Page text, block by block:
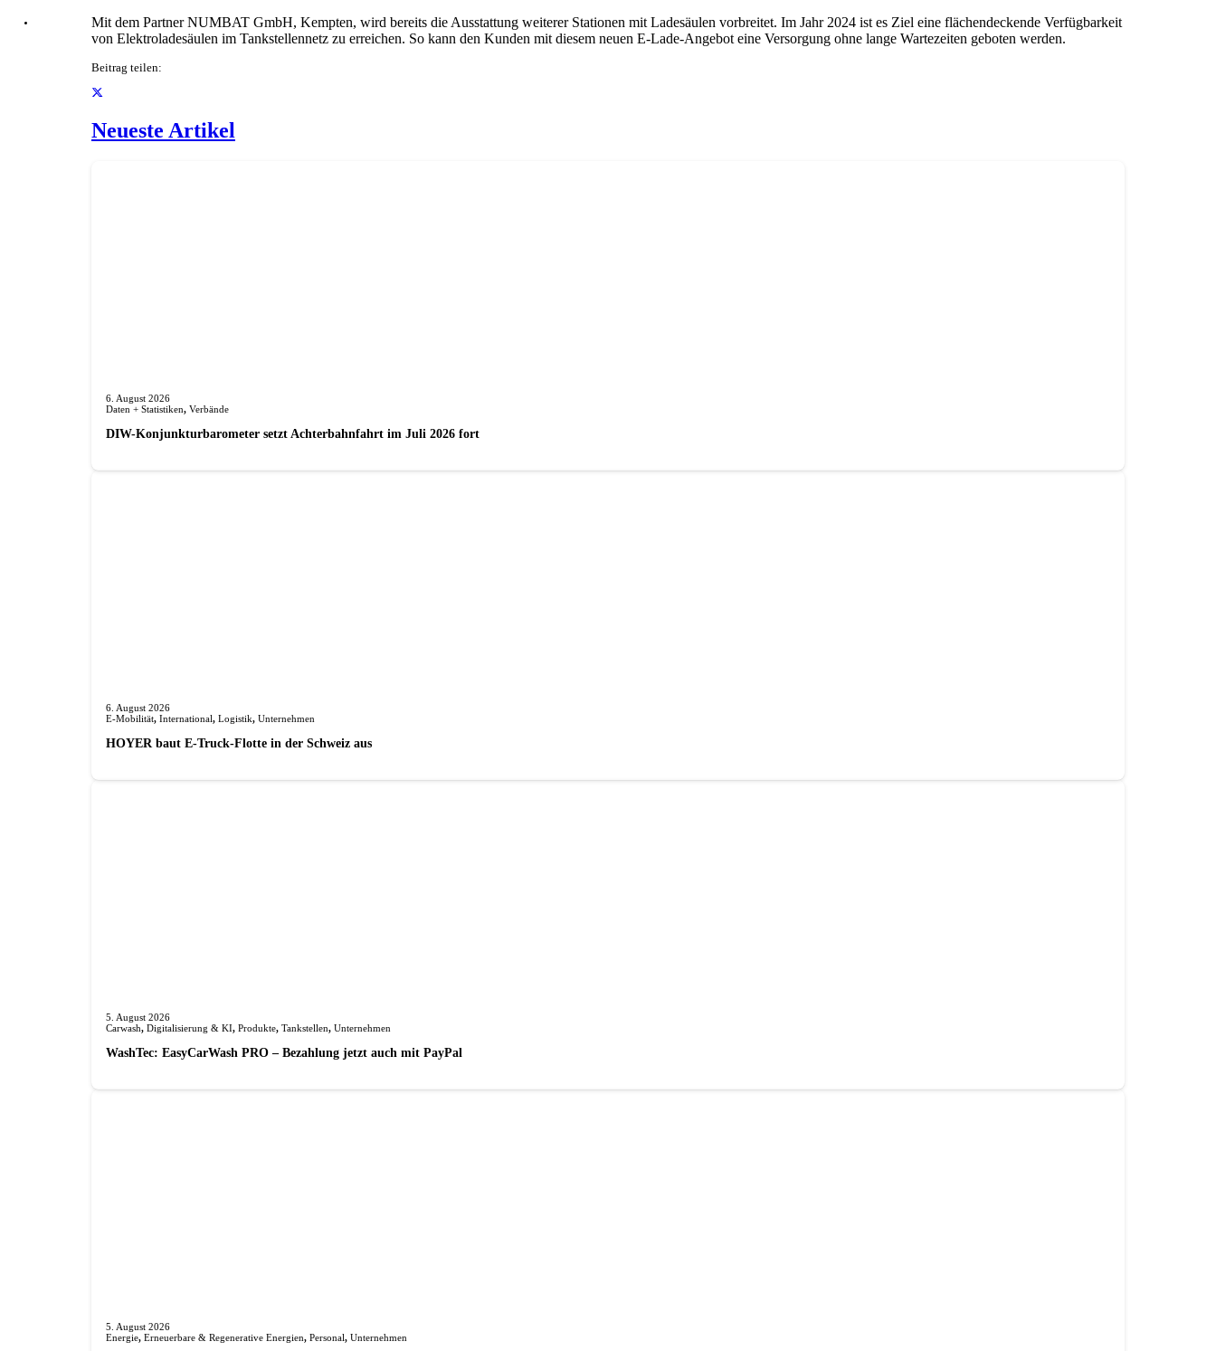
Mit dem Partner NUMBAT GmbH, Kempten, wird bereits die Ausstattung weiterer Stationen mit Ladesäulen vorbreitet. Im Jahr 2024 ist es Ziel eine flächendeckende Verfügbarkeit
von Elektroladesäulen im Tankstellennetz zu erreichen. So kann den Kunden mit diesem neuen E-Lade-Angebot eine Versorgung ohne lange Wartezeiten geboten werden.
Beitrag teilen:
Neueste Artikel
6. August 2026
Daten + Statistiken, Verbände
DIW-Konjunkturbarometer setzt Achterbahnfahrt im Juli 2026 fort
6. August 2026
E-Mobilität, International, Logistik, Unternehmen
HOYER baut E-Truck-Flotte in der Schweiz aus
5. August 2026
Carwash, Digitalisierung & KI, Produkte, Tankstellen, Unternehmen
WashTec: EasyCarWash PRO – Bezahlung jetzt auch mit PayPal
5. August 2026
Energie, Erneuerbare & Regenerative Energien, Personal, Unternehmen